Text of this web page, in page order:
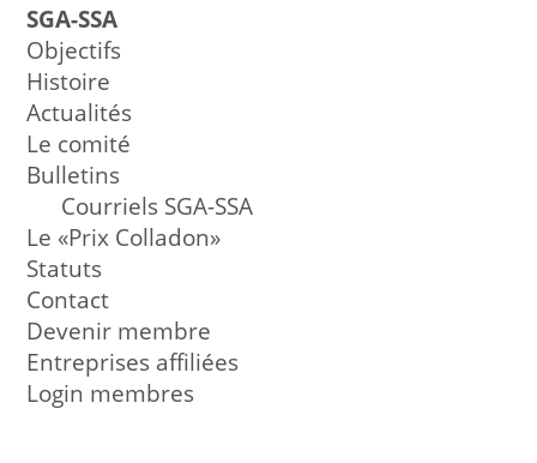
SGA-SSA
Objectifs
Histoire
Actualités
Le comité
Bulletins
Courriels SGA-SSA
Le «Prix Colladon»
Statuts
Contact
Devenir membre
Entreprises affiliées
Login membres